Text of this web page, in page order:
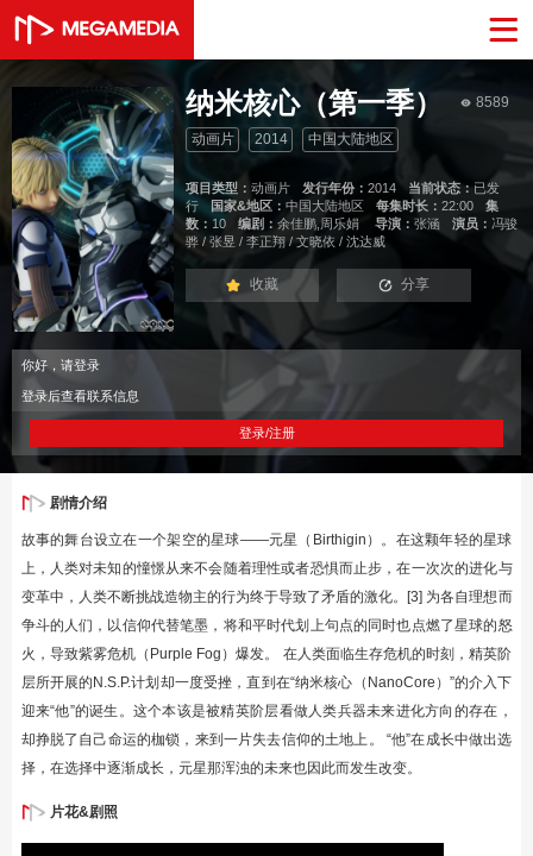
纳米核心（第一季） 8589
动画片 2014 中国大陆地区
项目类型： 动画片 发行年份： 2014 当前状态： 已发
行
国家&地区： 中国大陆地区 每集时长： 22:00
集
数： 10 编剧： 余佳鹏,周乐娟 导演： 张涵 演员： 冯骏
骅 / 张昱 / 李正翔 / 文晓依 / 沈达威
收藏 分享
你好，请登录
登录后查看联系信息
登录/注册
剧情介绍
故事的舞台设立在一个架空的星球——元星（Birthigin）。在这颗年轻的星球
上，人类对未知的憧憬从来不会随着理性或者恐惧而止步，在一次次的进化与
变革中，人类不断挑战造物主的行为终于导致了矛盾的激化。[3] 为各自理想而
争斗的人们，以信仰代替笔墨，将和平时代划上句点的同时也点燃了星球的怒
火，导致紫雾危机（Purple Fog）爆发。 在人类面临生存危机的时刻，精英阶
层所开展的N.S.P.计划却一度受挫，直到在“纳米核心（NanoCore）”的介入下
迎来“他”的诞生。这个本该是被精英阶层看做人类兵器未来进化方向的存在，
却挣脱了自己命运的枷锁，来到一片失去信仰的土地上。 “他”在成长中做出选
择，在选择中逐渐成长，元星那浑浊的未来也因此而发生改变。
片花&剧照